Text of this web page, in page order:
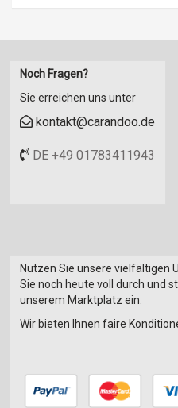
Noch Fragen?
Sie erreichen uns unter
kontakt@carandoo.de
DE +49 01783411943
Nutzen Sie unsere vielfältigen
Sie noch heute voll durch und
unserem Marktplatz ein.
Wir bieten Ihnen faire